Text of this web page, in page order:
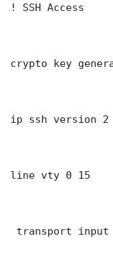
! SSH Access
crypto key
ip ssh version 2
line vty 0 15
transport input